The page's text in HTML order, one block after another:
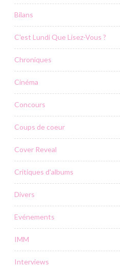
Bilans
C'est Lundi Que Lisez-Vous ?
Chroniques
Cinéma
Concours
Coups de coeur
Cover Reveal
Critiques d'albums
Divers
Evénements
IMM
Interviews